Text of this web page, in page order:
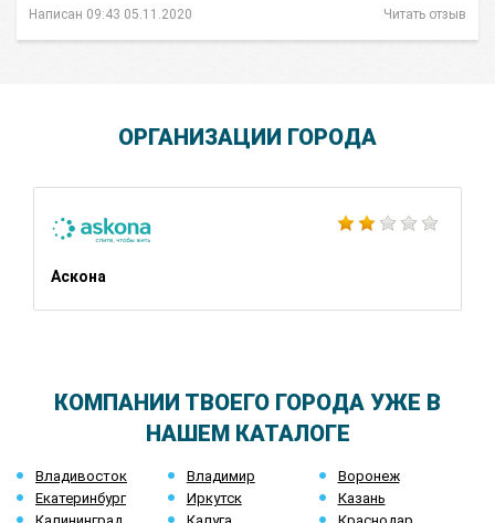
Написан 09:43 05.11.2020 Читать отзыв
ОРГАНИЗАЦИИ ГОРОДА
Аскона
КОМПАНИИ ТВОЕГО ГОРОДА УЖЕ В
НАШЕМ КАТАЛОГЕ
Владивосток Владимир
Воронеж
Екатеринбург
Иркутск
Казань